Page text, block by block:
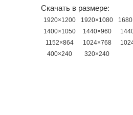
Скачать в размере:
1920×1200 1920×1080
1400×1050
1440×960
1152×864
1024×768
400×240
320×240